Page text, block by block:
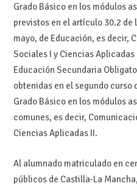
Grado Básico en los módulos
previstos en el artículo 30.2 de
mayo, de Educación, es decir,
Sociales I y Ciencias Aplicadas
Educación Secundaria
obtenidas en el segundo curso
Grado Básico en los módulos
comunes, es decir,
Ciencias Aplicadas II.
Al alumnado matriculado en
públicos de Castilla-La